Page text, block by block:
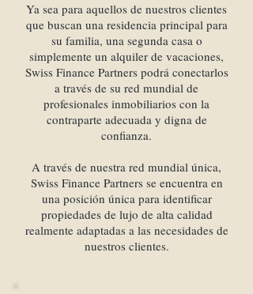
Ya sea para aquellos de nuestros clientes
que buscan una residencia principal para
su familia, una segunda casa o
simplemente un alquiler de vacaciones,
Swiss Finance Partners podrá conectarlos
a través de su red mundial de
profesionales inmobiliarios con la
contraparte adecuada y digna de
confianza.
A través de nuestra red mundial única,
Swiss Finance Partners se encuentra en
una posición única para identificar
propiedades de lujo de alta calidad
realmente adaptadas a las necesidades de
nuestros clientes.